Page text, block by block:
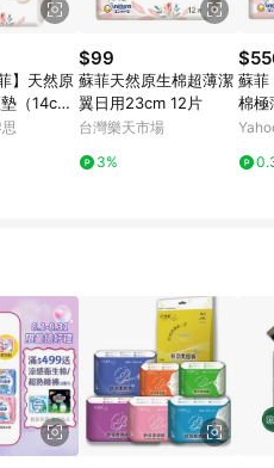
】天然原
（14c
$99
蘇菲天然原生棉超薄潔
翼日用23cm 12片
台灣樂天市場
3%
蘇菲
棉極
cm